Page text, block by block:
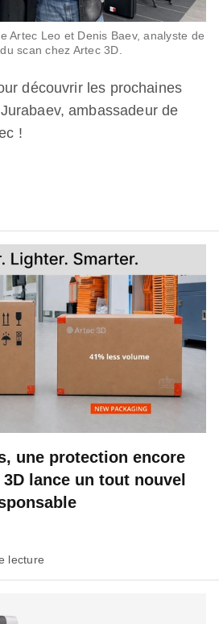
Artec Leo et Denis Baev, analyste de
scan chez Artec 3D.
découvrir les prochaines
ambassadeur de
!
une protection encore
lance un tout nouvel
lecture